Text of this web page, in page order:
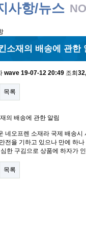
사항/뉴스
소재의 배송에 관한
wave 19-07-12 20:49 조회
목록
의 배송에 관한 알림
네오프렌 소재라 국제 배송
전을 기하고 있으나 만에 하
한 구김으로 상품에 하자가
목록